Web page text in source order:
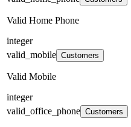
Valid Home Phone
integer
valid_mobile Customers
Valid Mobile
integer
valid_office_phone Customers